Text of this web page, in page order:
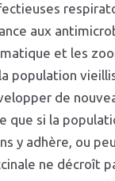
aux
et les
population
de
que si la
y adhère, ou
ne décroît